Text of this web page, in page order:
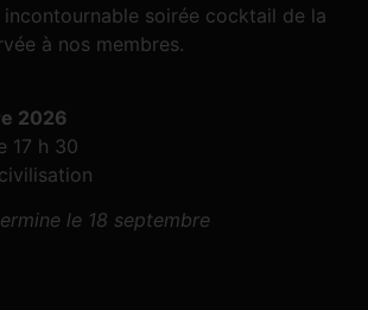
soirée cocktail de la
à nos membres.
2026
17 h 30
le 18 septembre